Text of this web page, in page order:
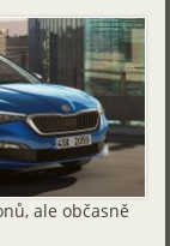
ale občasně